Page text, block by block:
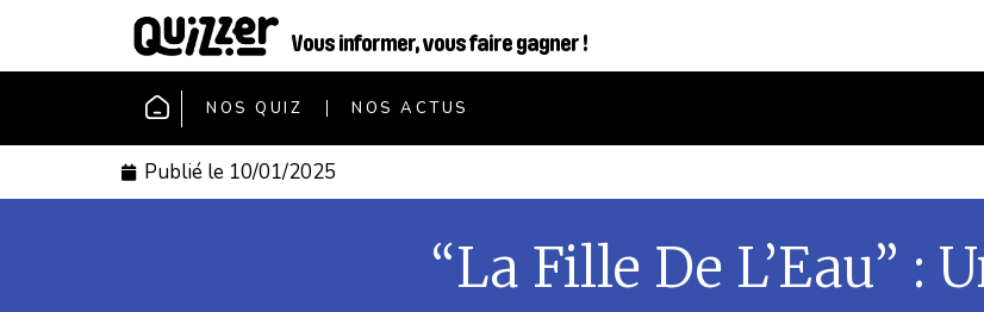
Vous informer, vous faire gagner !
NOS QUIZ NOS ACTUS
Publié le 10/01/2025
“La Fille De L’Eau” :